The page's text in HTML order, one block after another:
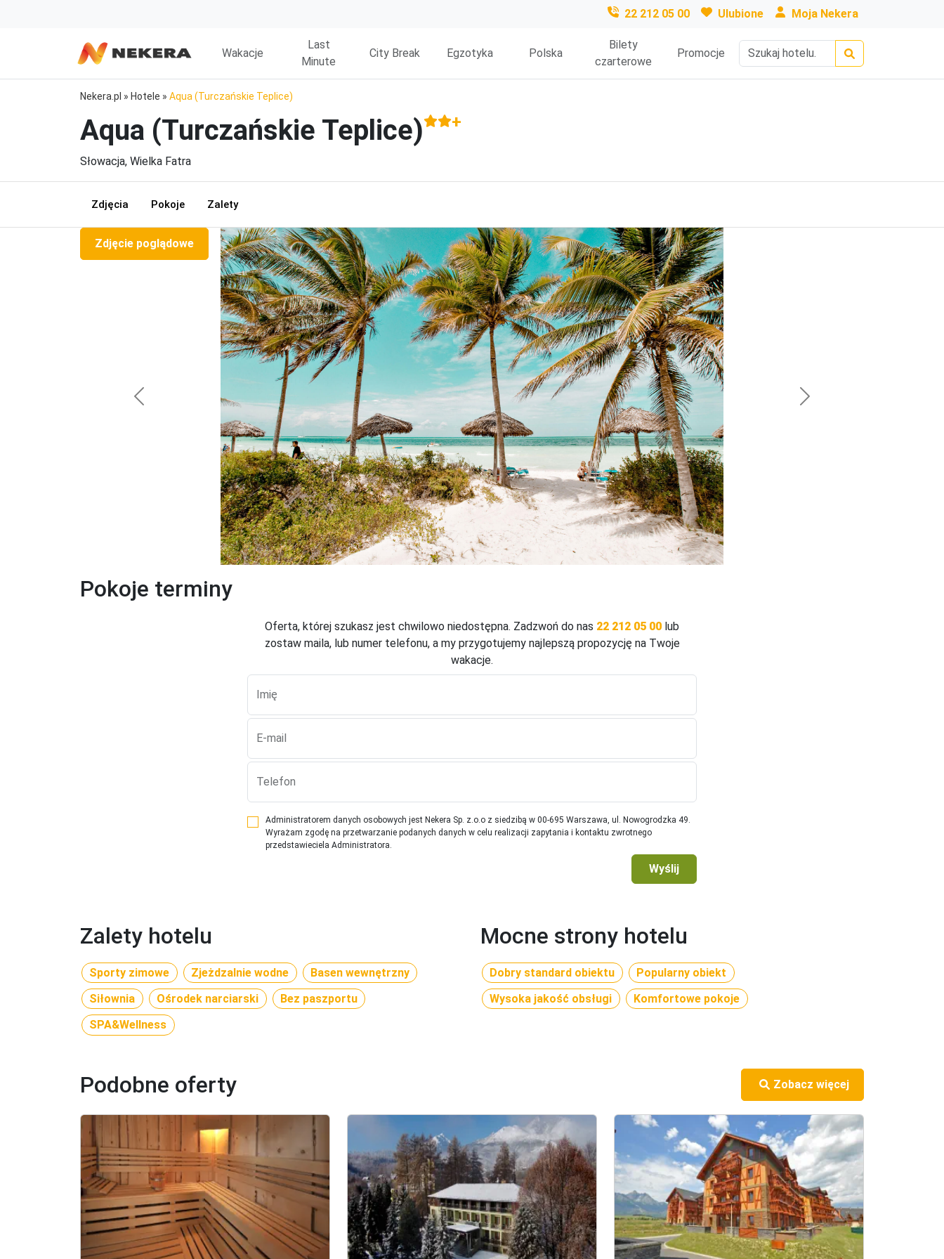
22 212 05 00 Ulubione Moja Nekera
Wakacje
Last
Minute
City Break Egzotyka Polska
Bilety
czarterowe
Promocje
Nekera.pl » Hotele » Aqua (Turczańskie Teplice)
Aqua (Turczańskie Teplice) +
Słowacja, Wielka Fatra
Zdjęcia Pokoje Zalety
Zdjęcie poglądowe
Previous Next
Pokoje terminy
Oferta, której szukasz jest chwilowo niedostępna. Zadzwoń do nas 22 212 05 00 lub
zostaw maila, lub numer telefonu, a my przygotujemy najlepszą propozycję na Twoje
wakacje.
Imię
E-mail
Telefon
Administratorem danych osobowych jest Nekera Sp. z.o.o z siedzibą w 00-695 Warszawa, ul. Nowogrodzka 49.
Wyrażam zgodę na przetwarzanie podanych danych w celu realizacji zapytania i kontaktu zwrotnego
przedstawieciela Administratora.
Wyślij
Zalety hotelu
Sporty zimowe Zjeżdzalnie wodne
Basen wewnętrzny
Siłownia
Ośrodek narciarski
Bez paszportu
SPA&Wellness
Mocne strony hotelu
Dobry standard obiektu
Popularny obiekt
Wysoka jakość obsługi
Komfortowe pokoje
Podobne oferty Zobacz więcej